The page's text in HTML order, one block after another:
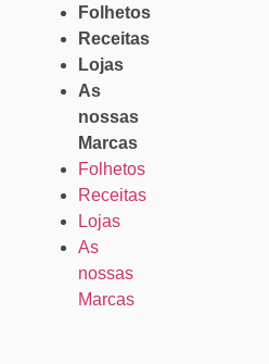
Folhetos
Receitas
Lojas
As
nossas
Marcas
Folhetos
Receitas
Lojas
As
nossas
Marcas